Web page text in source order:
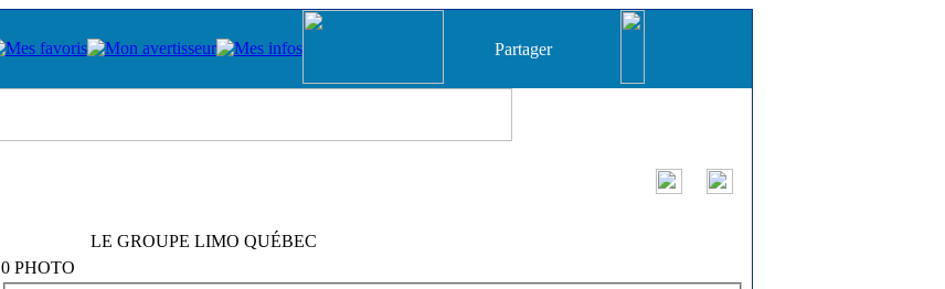
Partager
LE GROUPE LIMO QUÉBEC
0 PHOTO